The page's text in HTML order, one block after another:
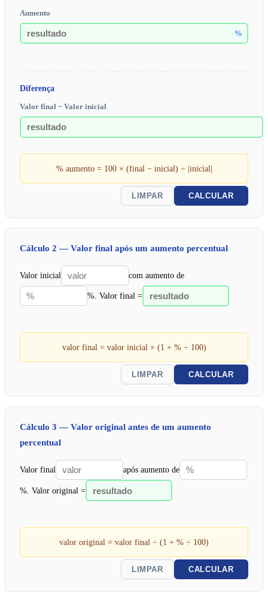
Aumento
%
Diferença
Valor final − Valor inicial
% aumento = 100 × (final − inicial) ÷ |inicial|
LIMPAR CALCULAR
Cálculo 2 — Valor final após um aumento percentual
Valor inicial com aumento de
%. Valor final =
valor final = valor inicial × (1 + % ÷ 100)
LIMPAR CALCULAR
Cálculo 3 — Valor original antes de um aumento
percentual
Valor final após aumento de
%. Valor original =
valor original = valor final ÷ (1 + % ÷ 100)
LIMPAR CALCULAR